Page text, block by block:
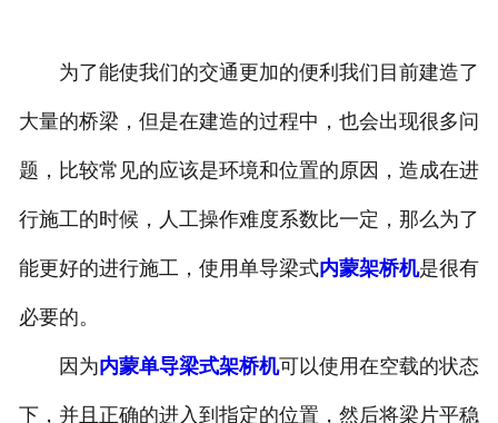
为了能使我们的交通更加的便利我们目前建造了
大量的桥梁，但是在建造的过程中，也会出现很多问
题，比较常见的应该是环境和位置的原因，造成在进
行施工的时候，人工操作难度系数比一定，那么为了
能更好的进行施工，使用单导梁式内蒙架桥机是很有
必要的。
因为内蒙单导梁式架桥机可以使用在空载的状态
下，并且正确的进入到指定的位置，然后将梁片平稳